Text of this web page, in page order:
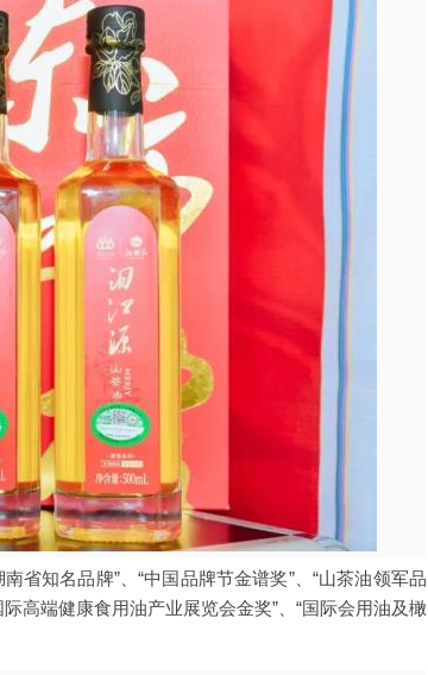
省知名品牌”、“中国品牌节金谱奖”、“山茶油领军品
高端健康食用油产业展览会金奖”、“国际会用油及橄